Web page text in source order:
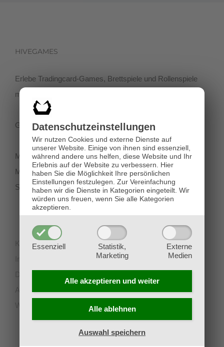
Datenschutz­einstellungen
Wir nutzen Cookies und externe Dienste auf
unserer Website. Einige von ihnen sind essenziell,
während andere uns helfen, diese Website und Ihr
Erlebnis auf der Website zu verbessern. Hier
haben Sie die Möglichkeit Ihre persönlichen
Einstellungen festzulegen. Zur Vereinfachung
haben wir die Dienste in Kategorien eingeteilt. Wir
würden uns freuen, wenn Sie alle Kategorien
akzeptieren.
Essenziell
Statistik,
Marketing
Externe
Medien
Alle akzeptieren und weiter
Alle ablehnen
Auswahl speichern
HIVEGAMES
Erlebe Tradingcard-Games, Brettspiele und Rollenspiele
mit einer netten Community in der Klagenfurter Innenstadt!
Getreidegasse 3, 9020 Klagenfurt
Montag-Dienstag 11:00 - 18:00
Mittwoch-Freitag 11:00-19:00
Samstag 12:00 - 18:00
Kontakt